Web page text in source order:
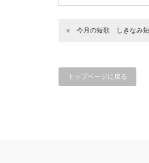
今月の短歌 しきなみ短
トップページに戻る